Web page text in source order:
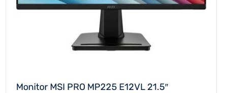
Monitor MSI PRO MP225 E12VL 21.5″